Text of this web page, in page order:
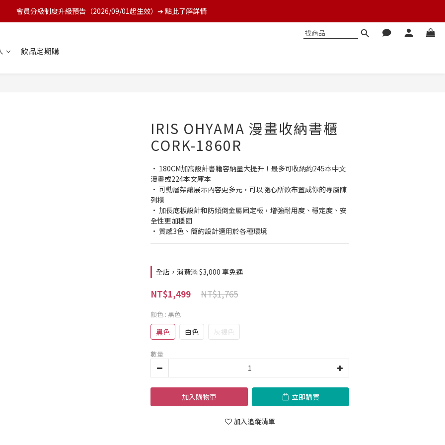
會員分級制度升級預告（2026/09/01起生效）➔ 點此了解詳情
飲品定期購
IRIS OHYAMA 漫畫收納書櫃
CORK-1860R
• 180CM加高設計書籍容納量大提升！最多可收納約245本中文
漫畫或224本文庫本
• 可動層架讓展示內容更多元，可以隨心所欲布置成你的專屬陳
列櫃
• 加長底板設計和防傾倒金屬固定板，增強耐用度、穩定度、安
全性更加穩固
• 質感3色、簡約設計適用於各種環境
全店，消費滿 $3,000 享免運
NT$1,765
NT$1,499
顏色 : 黑色
黑色 白色 灰褐色
數量
加入購物車 立即購買
加入追蹤清單